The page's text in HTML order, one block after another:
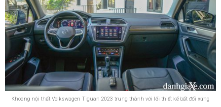
Khoang nội thất Volkswagen Tiguan 2023 trung thành với lối thiết kế bất đối xứng